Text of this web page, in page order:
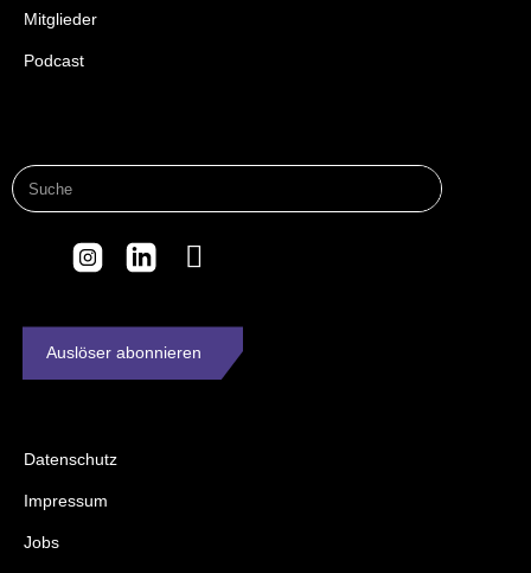
Mitglieder
Podcast
Auslöser abonnieren
Datenschutz
Impressum
Jobs